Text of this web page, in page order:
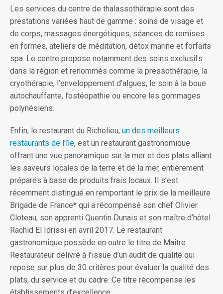
Les services du centre de thalassothérapie sont des
prestations variées haut de gamme : soins de visage et
de corps, massages énergétiques, séances de remises
en formes, ateliers de méditation, détox marine et forfaits
spa. Le centre propose notamment des soins exclusifs
dans la région et renommés comme la pressothérapie, la
cryothérapie, l’enveloppement d’algues, le soin à la boue
autochauffante, l’ostéopathie ou encore les gommages
polynésiens.
Enfin, le restaurant du Richelieu, un des meilleurs
restaurants de l'île, est un restaurant gastronomique
offrant une vue panoramique sur la mer et des plats alliant
les saveurs locales de la terre et de la mer, entièrement
préparés à base de produits frais locaux. Il s’est
récemment distingué en remportant le prix de la meilleure
Brigade de France* qui a récompensé son chef Olivier
Cloteau, son apprenti Quentin Dunais et son maître d’hôtel
Rachid El Idrissi en avril 2017. Le restaurant
gastronomique possède en outre le titre de Maître
Restaurateur délivré à l’issue d’un audit de qualité qui
repose sur plus de 30 critères pour évaluer la qualité des
plats, du service et du cadre. Ce titre récompense les